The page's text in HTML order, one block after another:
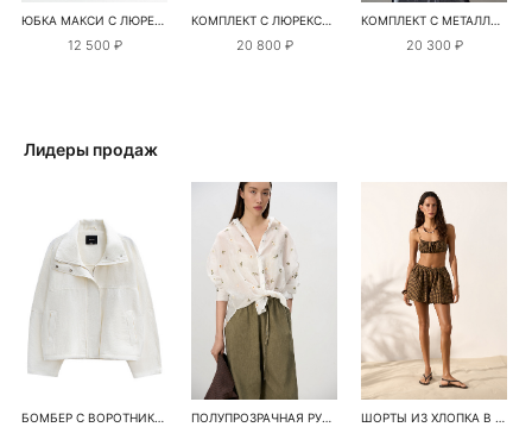
ЮБКА МАКСИ С ЛЮРЕКСОМ
12 500 ₽
КОМПЛЕКТ С ЛЮРЕКСОМ
20 800 ₽
КОМПЛЕКТ С МЕТАЛЛИЗИРОВАННЫМ ПОКРЫТИЕМ
20 300 ₽
Лидеры продаж
БОМБЕР С ВОРОТНИКОМ-СТОЙКОЙ ПОЛУПРОЗРАЧНАЯ РУБАШКА С РОМАШКАМИ ШОРТЫ ИЗ ХЛОПКА В КЛЕТКУ